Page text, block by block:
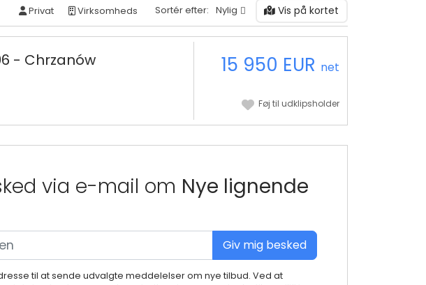
Privat Virksomheds Sortér efter: Nylig Vis på kortet
- Chrzanów 15 950 EUR net
Føj til udklipsholder
via e-mail om Nye lignende
Giv mig besked
til at sende udvalgte meddelelser om nye tilbud. Ved at